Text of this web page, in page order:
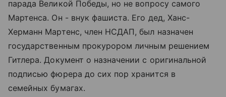
парада Великой Победы, но не вопросу самого
Мартенса. Он - внук фашиста. Его дед, Ханс-
Херманн Мартенс, член НСДАП, был назначен
государственным прокурором личным решением
Гитлера. Документ о назначении с оригинальной
подписью фюрера до сих пор хранится в
семейных бумагах.